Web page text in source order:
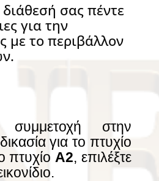
σας πέντε
για την
με το περιβάλλον
στην
για το πτυχίο
πτυχίο Α2, επιλέξτε